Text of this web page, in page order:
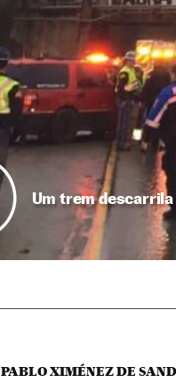
Um trem
PABLO XIMÉNEZ DE